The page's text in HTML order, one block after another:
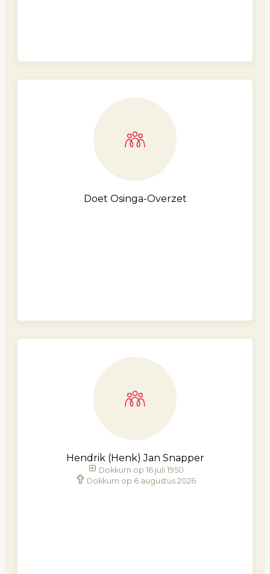
Doet Osinga-Overzet
Hendrik (Henk) Jan Snapper
Dokkum op 16 juli 1950
Dokkum op 6 augustus 2026